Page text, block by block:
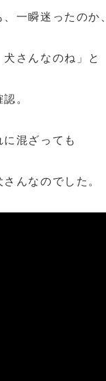
一瞬迷ったのか、
さんなのね」と
。
混ざっても
んなのでした。